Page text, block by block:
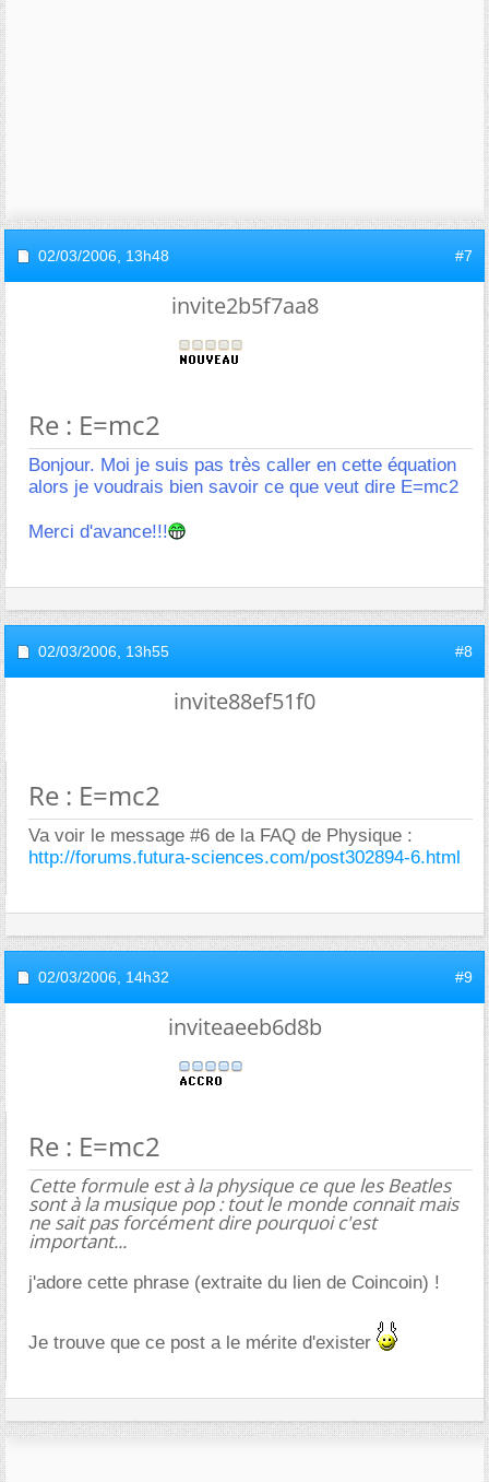
02/03/2006, 13h48 #7
invite2b5f7aa8
Re : E=mc2
Bonjour. Moi je suis pas très caller en cette équation
alors je voudrais bien savoir ce que veut dire E=mc2
Merci d'avance!!!
02/03/2006, 13h55 #8
invite88ef51f0
Re : E=mc2
Va voir le message #6 de la FAQ de Physique :
http://forums.futura-sciences.com/post302894-6.html
02/03/2006, 14h32 #9
inviteaeeb6d8b
Re : E=mc2
Cette formule est à la physique ce que les Beatles
sont à la musique pop : tout le monde connait mais
ne sait pas forcément dire pourquoi c'est
important...
j'adore cette phrase (extraite du lien de Coincoin) !
Je trouve que ce post a le mérite d'exister